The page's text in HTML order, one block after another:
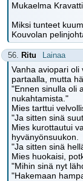
Mukaelma
Miksi tunteet
Kouvolan
56. Ritu Lainaa
Vanha aviopari oli
partaalla, mutta
"Ennen sinulla oli
nukahtamista."
Mies tarttui
"Ja sitten sinä
Mies kurottautui
hyvänyönsuukon.
"Ja sitten sinä
Mies huokaisi,
"Mihin sinä nyt
"Hakemaan